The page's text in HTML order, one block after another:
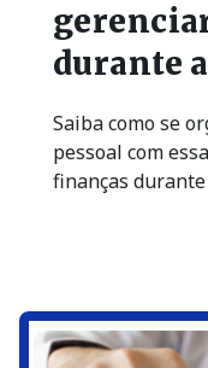
durante
Saiba como se
pessoal com
finanças